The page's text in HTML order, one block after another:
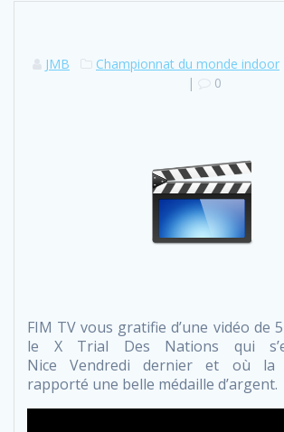
JMB Championnat du monde indoor
|
0
FIM TV vous gratifie d’une vidéo de
le X Trial Des Nations qui
Nice Vendredi dernier et où la
rapporté une belle médaille d’argent.